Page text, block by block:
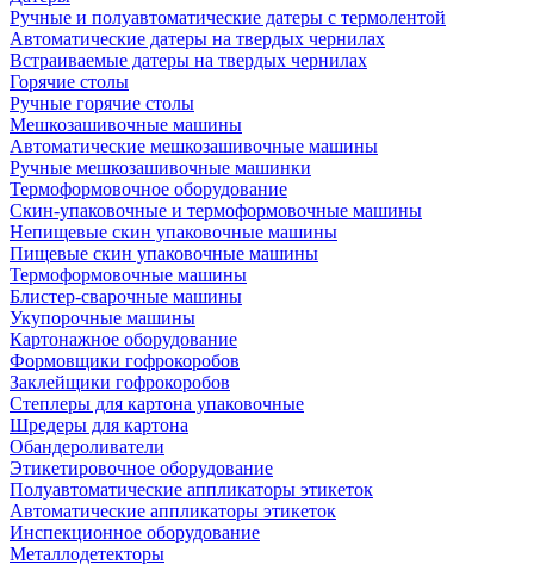
Ручные и полуавтоматические датеры с термолентой
Автоматические датеры на твердых чернилах
Встраиваемые датеры на твердых чернилах
Горячие столы
Ручные горячие столы
Мешкозашивочные машины
Автоматические мешкозашивочные машины
Ручные мешкозашивочные машинки
Термоформовочное оборудование
Скин-упаковочные и термоформовочные машины
Непищевые скин упаковочные машины
Пищевые скин упаковочные машины
Термоформовочные машины
Блистер-сварочные машины
Укупорочные машины
Картонажное оборудование
Формовщики гофрокоробов
Заклейщики гофрокоробов
Степлеры для картона упаковочные
Шредеры для картона
Обандероливатели
Этикетировочное оборудование
Полуавтоматические аппликаторы этикеток
Автоматические аппликаторы этикеток
Инспекционное оборудование
Металлодетекторы